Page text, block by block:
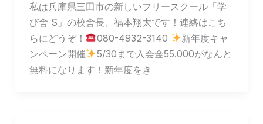
私は兵庫県三田市の新しいフリースクール「学
び舎 S」の校舎長、福本翔太です！連絡はこち
らにどうぞ！
080-4932-3140
新年度キャ
ンペーン開催
5/30まで入会金55.000がなんと
無料になります！新年度をき